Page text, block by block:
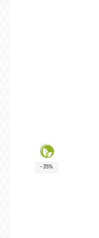
-35%